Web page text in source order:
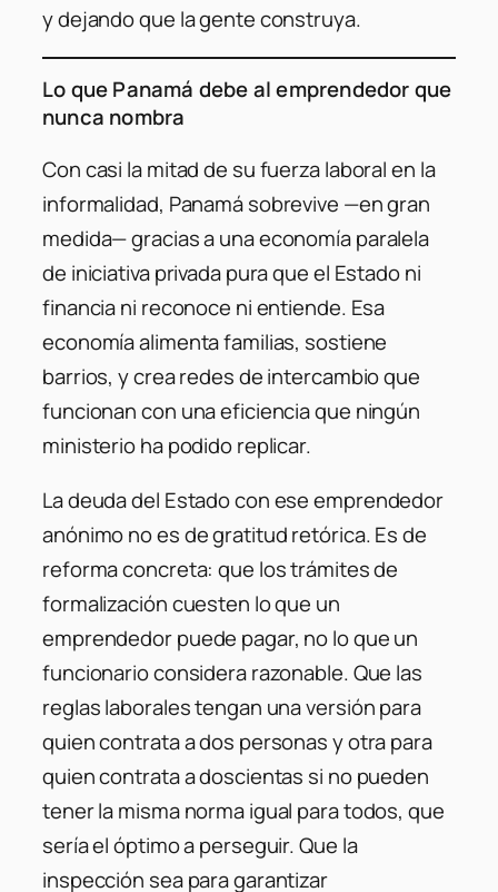
y dejando que la gente construya.
Lo que Panamá debe al emprendedor que
nunca nombra
Con casi la mitad de su fuerza laboral en la
informalidad, Panamá sobrevive —en gran
medida— gracias a una economía paralela
de iniciativa privada pura que el Estado ni
financia ni reconoce ni entiende. Esa
economía alimenta familias, sostiene
barrios, y crea redes de intercambio que
funcionan con una eficiencia que ningún
ministerio ha podido replicar.
La deuda del Estado con ese emprendedor
anónimo no es de gratitud retórica. Es de
reforma concreta: que los trámites de
formalización cuesten lo que un
emprendedor puede pagar, no lo que un
funcionario considera razonable. Que las
reglas laborales tengan una versión para
quien contrata a dos personas y otra para
quien contrata a doscientas si no pueden
tener la misma norma igual para todos, que
sería el óptimo a perseguir. Que la
inspección sea para garantizar